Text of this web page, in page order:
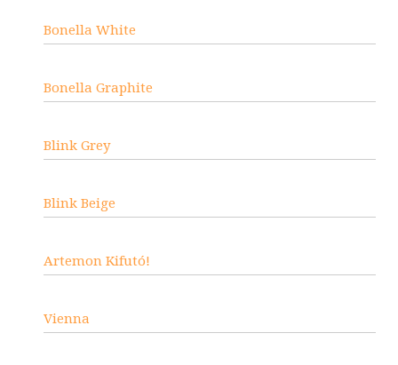
Bonella White
Bonella Graphite
Blink Grey
Blink Beige
Artemon Kifutó!
Vienna